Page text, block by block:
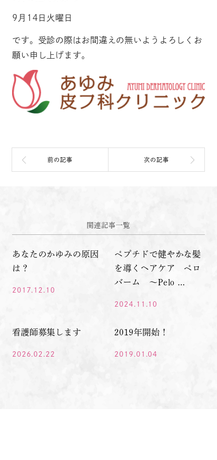
9月14日火曜日
です。受診の際はお間違えの無いようよろしくお
願い申し上げます。
関連記事一覧
あなたのかゆみの原因
は？
2017.12.10
ペプチドで健やかな髪
を導くヘアケア ペロ
バーム ～Pelo ...
2024.11.10
看護師募集します
2026.02.22
2019年開始！
2019.01.04